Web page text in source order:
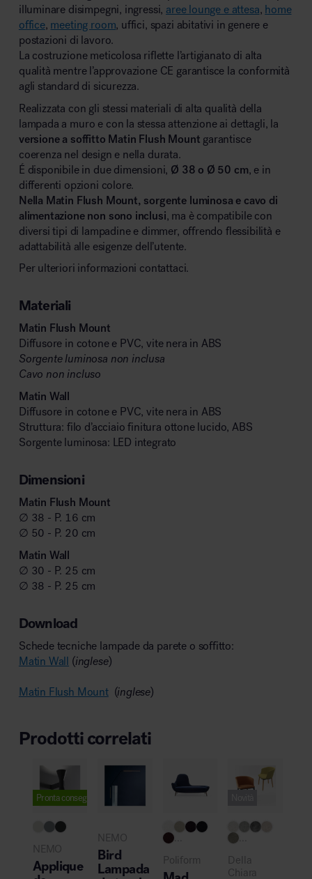
illuminare disimpegni, ingressi, aree lounge e attesa, home
office, meeting room, uffici, spazi abitativi in genere e
postazioni di lavoro.
La costruzione meticolosa riflette l’artigianato di alta
qualità mentre l’approvazione CE garantisce la conformità
agli standard di sicurezza.
Realizzata con gli stessi materiali di alta qualità della
lampada a muro e con la stessa attenzione ai dettagli, la
versione a soffitto Matin Flush Mount garantisce
coerenza nel design e nella durata.
É disponibile in due dimensioni, Ø 38 o Ø 50 cm, e in
differenti opzioni colore.
Nella Matin Flush Mount, sorgente luminosa e cavo di
alimentazione non sono inclusi, ma è compatibile con
diversi tipi di lampadine e dimmer, offrendo flessibilità e
adattabilità alle esigenze dell’utente.
Per ulteriori informazioni contattaci.
Materiali
Matin Flush Mount
Diffusore in cotone e PVC, vite nera in ABS
Sorgente luminosa non inclusa
Cavo non incluso
Matin Wall
Diffusore in cotone e PVC, vite nera in ABS
Struttura: filo d’acciaio finitura ottone lucido, ABS
Sorgente luminosa: LED integrato
Dimensioni
Matin Flush Mount
∅ 38 - P. 16 cm
∅ 50 - P. 20 cm
Matin Wall
∅ 30 - P. 25 cm
∅ 38 - P. 25 cm
Download
Schede tecniche lampade da parete o soffitto:
Matin Wall (inglese)
Matin Flush Mount(inglese)
Prodotti correlati
Pronta consegna
NEMO
Applique
NEMO
Bird
Lampada
...
Poliform
Della
Chiara